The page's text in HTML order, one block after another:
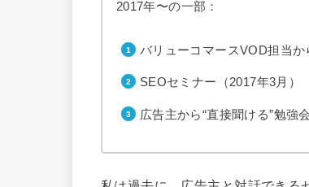
2017年〜の一部：
バリューコマースVOD担当か
SEOセミナー（2017年3月）
広告主から“直接聞ける”勉